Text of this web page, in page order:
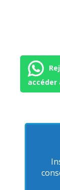
accéder